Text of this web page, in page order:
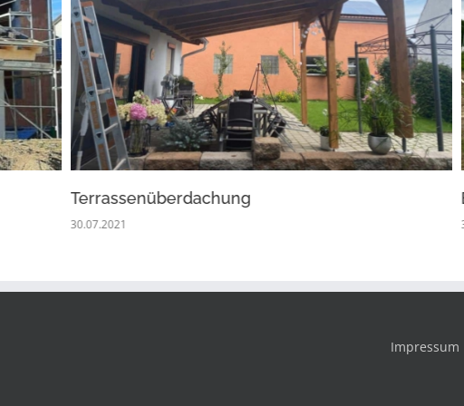
Terrassenüberdachung
30.07.2021
Impressum